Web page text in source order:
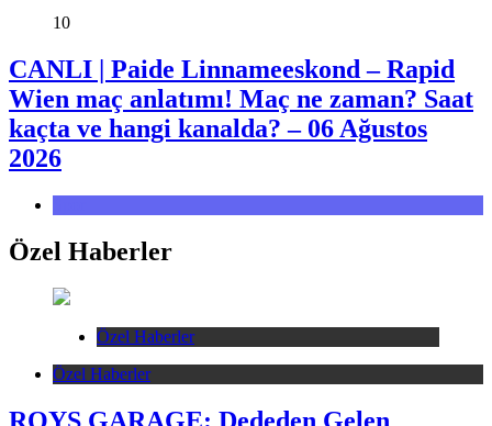
10
CANLI | Paide Linnameeskond – Rapid
Wien maç anlatımı! Maç ne zaman? Saat
kaçta ve hangi kanalda? – 06 Ağustos
2026
Özel Haberler
Özel Haberler
Özel Haberler